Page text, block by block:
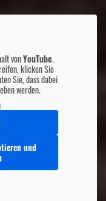
vonYouTube.
klicken Sie
Sie, dass dabei
werden.
und